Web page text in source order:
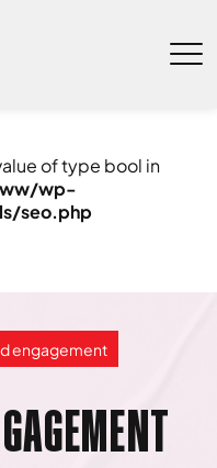
of type bool in
wp-
seo.php
engagement